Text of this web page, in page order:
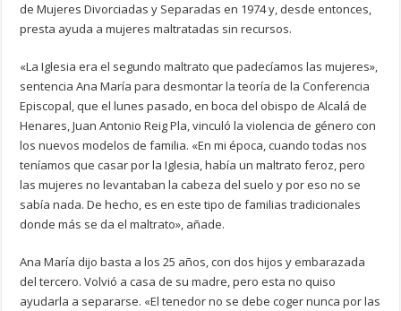
de Mujeres Divorciadas y Separadas en 1974 y, desde entonces,
presta ayuda a mujeres maltratadas sin recursos.
«La Iglesia era el segundo maltrato que padecíamos las mujeres»,
sentencia Ana María para desmontar la teoría de la Conferencia
Episcopal, que el lunes pasado, en boca del obispo de Alcalá de
Henares, Juan Antonio Reig Pla, vinculó la violencia de género con
los nuevos modelos de familia. «En mi época, cuando todas nos
teníamos que casar por la Iglesia, había un maltrato feroz, pero
las mujeres no levantaban la cabeza del suelo y por eso no se
sabía nada. De hecho, es en este tipo de familias tradicionales
donde más se da el maltrato», añade.
Ana María dijo basta a los 25 años, con dos hijos y embarazada
del tercero. Volvió a casa de su madre, pero esta no quiso
ayudarla a separarse. «El tenedor no se debe coger nunca por las